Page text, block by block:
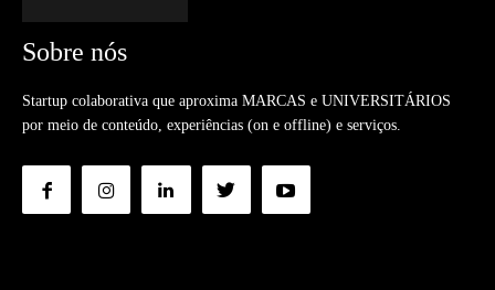
Sobre nós
Startup colaborativa que aproxima MARCAS e UNIVERSITÁRIOS
por meio de conteúdo, experiências (on e offline) e serviços.